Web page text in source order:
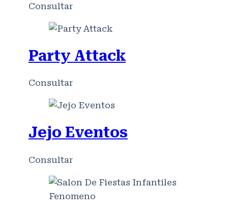
Consultar
Party Attack
Consultar
Jejo Eventos
Consultar